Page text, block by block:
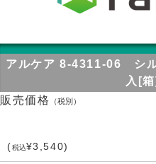
アルケア 8-4311-06 シ
入[
販売価格
（税別）
(税込¥3,540)